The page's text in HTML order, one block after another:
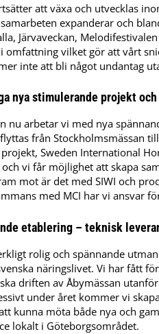
att växa och utvecklas
expanderar och
Järvaveckan,
omfattning vilket gör att vårt
inte att bli något undantag
nya stimulerande projekt
nu arbetar vi med nya
från Stockholmsmässan
Sweden International
och vi får möjlighet att skapa
mot är det med SIWI och
med MCI har vi ansvar
etablering – teknisk
rolig och spännande
näringslivet. Vi har fått
driften av Åbymässan
under året kommer vi
kunna möta både nya och
lokalt i Göteborgsområdet.